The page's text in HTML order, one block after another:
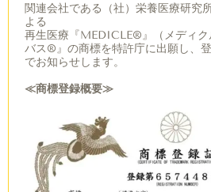
関連会社である（社）栄養医療研究
よる
再生医療『MEDICLE®︎』（メディ
バス®︎』の商標を特許庁に出願し、
でお知らせします。
≪商標登録概要≫